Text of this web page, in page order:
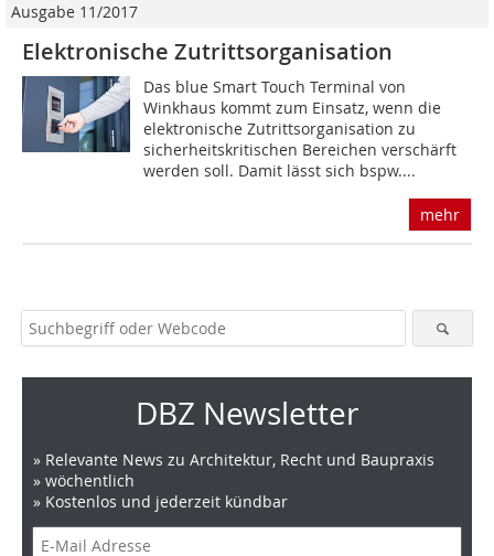
Ausgabe 11/2017
Elektronische Zutrittsorganisation
Das blue Smart Touch Terminal von
Winkhaus kommt zum Einsatz, wenn die
elektronische Zutrittsorganisation zu
sicherheitskritischen Bereichen verschärft
werden soll. Damit lässt sich bspw....
mehr
DBZ Newsletter
» Relevante News zu Architektur, Recht und Baupraxis
» wöchentlich
» Kostenlos und jederzeit kündbar